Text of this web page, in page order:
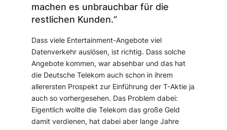
machen es unbrauchbar für die
restlichen Kunden.“
Dass viele Entertainment-Angebote viel
Datenverkehr auslösen, ist richtig. Dass solche
Angebote kommen, war absehbar und das hat
die Deutsche Telekom auch schon in ihrem
allerersten Prospekt zur Einführung der T-Aktie ja
auch so vorhergesehen. Das Problem dabei:
Eigentlich wollte die Telekom das große Geld
damit verdienen, hat dabei aber lange Jahre